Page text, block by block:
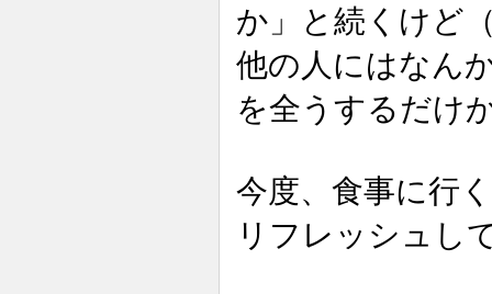
か」と続くけど
他の人にはなん
を全うするだけ
今度、食事に行
リフレッシュし